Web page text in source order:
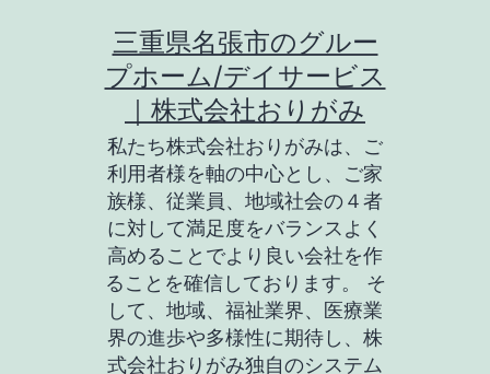
三重県名張市のグルー
プホーム/デイサービス
｜株式会社おりがみ
私たち株式会社おりがみは、ご
利用者様を軸の中心とし、ご家
族様、従業員、地域社会の４者
に対して満足度をバランスよく
高めることでより良い会社を作
ることを確信しております。 そ
して、地域、福祉業界、医療業
界の進歩や多様性に期待し、株
式会社おりがみ独自のシステム